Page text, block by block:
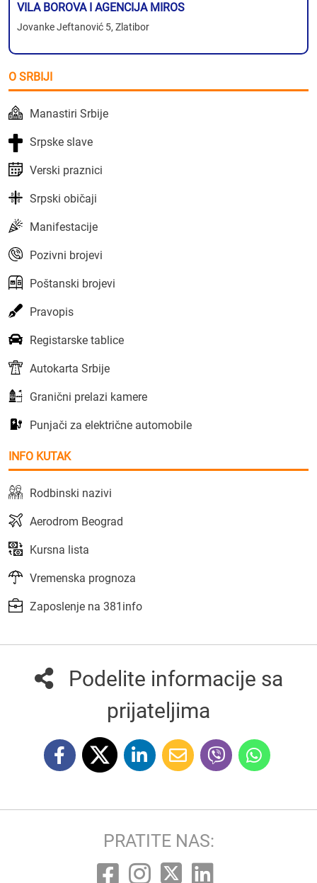
VILA BOROVA I AGENCIJA MIROS
Jovanke Jeftanović 5, Zlatibor
O SRBIJI
Manastiri Srbije
Srpske slave
Verski praznici
Srpski običaji
Manifestacije
Pozivni brojevi
Poštanski brojevi
Pravopis
Registarske tablice
Autokarta Srbije
Granični prelazi kamere
Punjači za električne automobile
INFO KUTAK
Rodbinski nazivi
Aerodrom Beograd
Kursna lista
Vremenska prognoza
Zaposlenje na 381info
Podelite informacije sa
prijateljima
PRATITE NAS: